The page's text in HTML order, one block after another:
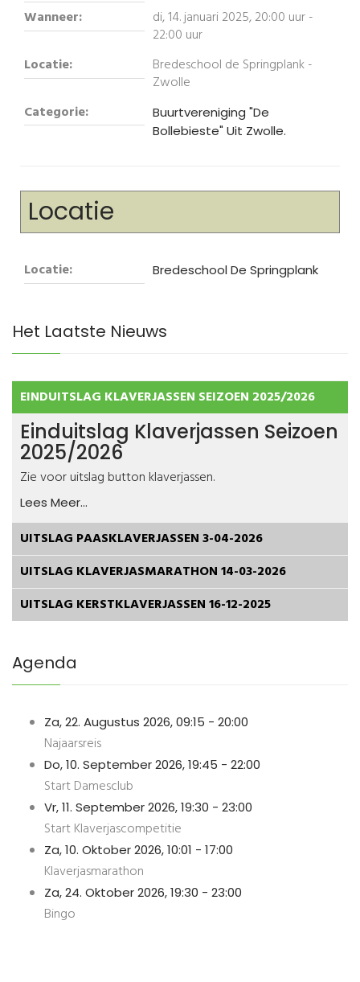
Wanneer:
di, 14. januari 2025,20:00 uur-
22:00 uur
Locatie:
Bredeschool de Springplank -
Zwolle
Categorie:
Buurtvereniging "De
Bollebieste" Uit Zwolle.
Locatie
Locatie: Bredeschool De Springplank
Het Laatste Nieuws
EINDUITSLAG KLAVERJASSEN SEIZOEN 2025/2026
Einduitslag Klaverjassen Seizoen
2025/2026
Zie voor uitslag button klaverjassen.
Lees Meer...
UITSLAG PAASKLAVERJASSEN 3-04-2026
UITSLAG KLAVERJASMARATHON 14-03-2026
UITSLAG KERSTKLAVERJASSEN 16-12-2025
Agenda
Za, 22. Augustus 2026,09:15 - 20:00
Najaarsreis
Do, 10. September 2026,19:45 - 22:00
Start Damesclub
Vr, 11. September 2026,19:30 - 23:00
Start Klaverjascompetitie
Za, 10. Oktober 2026,10:01 - 17:00
Klaverjasmarathon
Za, 24. Oktober 2026,19:30 - 23:00
Bingo